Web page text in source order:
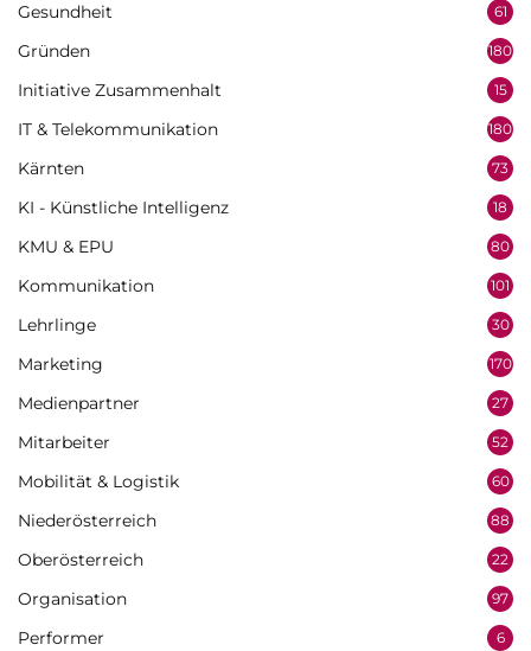
Gesundheit 61
Gründen 180
Initiative Zusammenhalt 15
IT & Telekommunikation 180
Kärnten 73
KI - Künstliche Intelligenz 18
KMU & EPU 80
Kommunikation 101
Lehrlinge 30
Marketing 170
Medienpartner 27
Mitarbeiter 52
Mobilität & Logistik 60
Niederösterreich 88
Oberösterreich 22
Organisation 97
Performer 6